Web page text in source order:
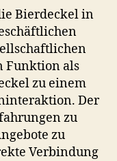
Bierdeckel in
Funktion als
zu einem
Der
zu
zu
Verbindung